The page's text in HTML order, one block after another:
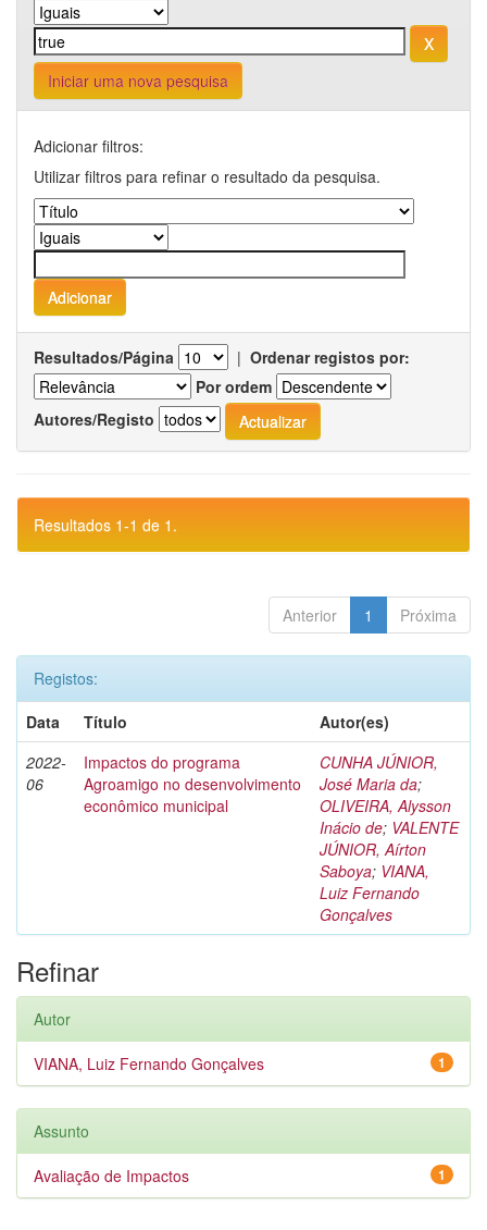
Iniciar uma nova pesquisa
Adicionar filtros:
Utilizar filtros para refinar o resultado da pesquisa.
Resultados/Página | Ordenar registos por:
Por ordem
Autores/Registo
Resultados 1-1 de 1.
Anterior 1 Próxima
Registos:
Data
Título
Autor(es)
2022-
06
Impactos do programa
Agroamigo no desenvolvimento
econômico municipal
CUNHA JÚNIOR,
José Maria da;
OLIVEIRA, Alysson
Inácio de; VALENTE
JÚNIOR, Aírton
Saboya; VIANA,
Luiz Fernando
Gonçalves
Refinar
Autor
1
VIANA, Luiz Fernando Gonçalves
Assunto
1
Avaliação de Impactos